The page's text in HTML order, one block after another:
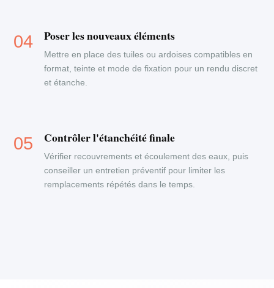
Poser les nouveaux éléments
Mettre en place des tuiles ou ardoises compatibles en
format, teinte et mode de fixation pour un rendu discret
et étanche.
Contrôler l'étanchéité finale
Vérifier recouvrements et écoulement des eaux, puis
conseiller un entretien préventif pour limiter les
remplacements répétés dans le temps.